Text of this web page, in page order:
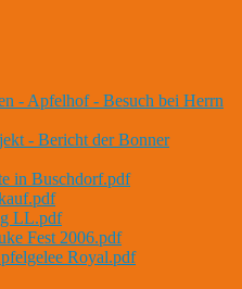
- Apfelhof - Besuch bei Herrn
- Bericht der Bonner
in Buschdorf.pdf
LL.pdf
Fest 2006.pdf
Royal.pdf